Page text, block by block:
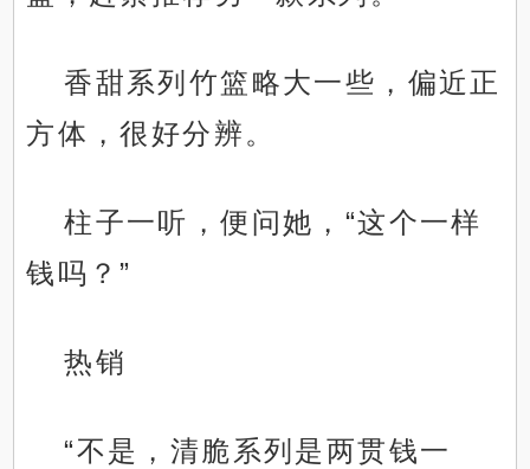
香甜系列竹篮略大一些，偏近正
方体，很好分辨。
柱子一听，便问她，“这个一样
钱吗？”
热销
“不是，清脆系列是两贯钱一